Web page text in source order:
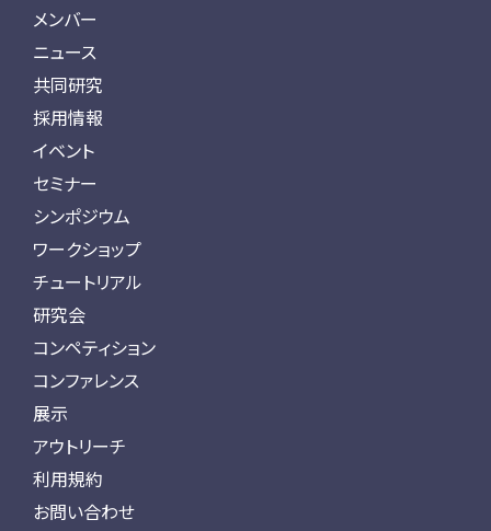
メンバー
ニュース
共同研究
採用情報
イベント
セミナー
シンポジウム
ワークショップ
チュートリアル
研究会
コンペティション
コンファレンス
展示
アウトリーチ
利用規約
お問い合わせ